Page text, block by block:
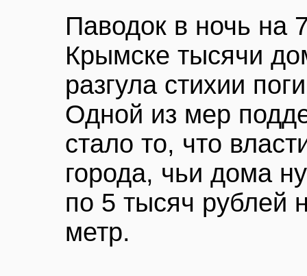
Паводок в ночь на
Крымске тысячи
разгула стихии
Одной из мер
стало то, что
города, чьи дома
по 5 тысяч рублей
метр.